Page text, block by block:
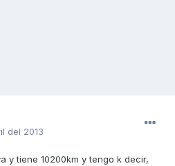
del 2013
y tiene 10200km y tengo k decir,